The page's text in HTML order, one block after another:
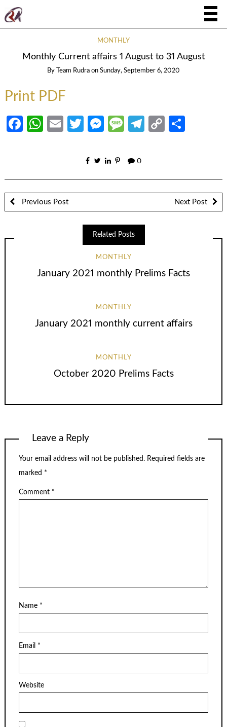
MONTHLY
Monthly Current affairs 1 August to 31 August
By Team Rudra on Sunday, September 6, 2020
Print PDF
Facebook
WhatsApp
EmailTwitter
Messenger
Message
Telegram
Copy
0
Previous Post Next Post
Related Posts
MONTHLY
January 2021 monthly Prelims Facts
MONTHLY
January 2021 monthly current affairs
MONTHLY
October 2020 Prelims Facts
Leave a Reply
Your email address will not be published. Required fields are
marked *
Comment *
Name *
Email *
Website